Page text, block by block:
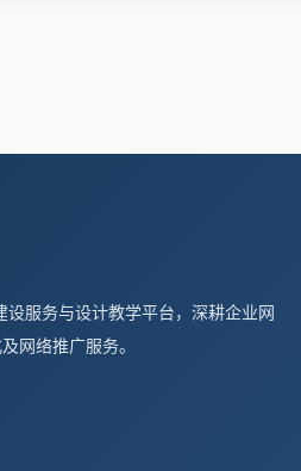
服务与设计教学平台，深耕企业网
网络推广服务。